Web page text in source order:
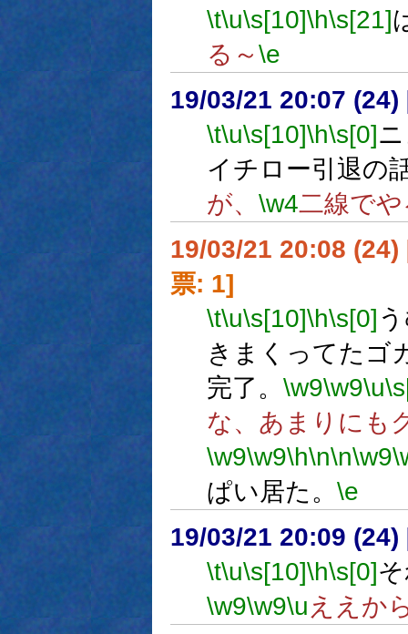
\t\u\s[10]\h\s[21]
る～\e
19/03/21 20:07 (24)
\t\u\s[10]\h\s[0]
イチロー引退の
が、 \w4二線で
19/03/21 20:08 (24)
票: 1]
\t\u\s[10]\h\s[0]
きまくってたゴ
完了。 \w9\w9\u
な、あまりにも
\w9\w9\h\n\n\w9
ぱい居た。 \e
19/03/21 20:09 (24)
\t\u\s[10]\h\s[0]
\w9\w9\u ええか